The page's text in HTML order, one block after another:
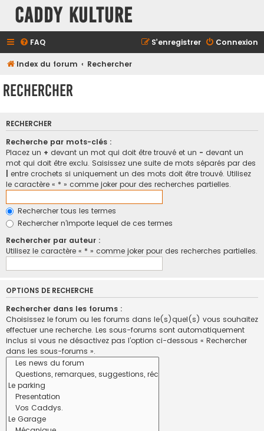
Caddy Kulture
FAQ Connexion
S’enregistrer
Index du forum Rechercher
Rechercher
RECHERCHER
Recherche par mots-clés :
Placez un + devant un mot qui doit être trouvé et un - devant un
mot qui doit être exclu. Saisissez une suite de mots séparés par des
entre crochets si uniquement un des mots doit être trouvé. Utilisez
le caractère « * » comme joker pour des recherches partielles.
Rechercher tous les termes
Rechercher n’importe lequel de ces termes
Rechercher par auteur :
Utilisez le caractère « * » comme joker pour des recherches partielles.
OPTIONS DE RECHERCHE
Rechercher dans les forums :
Choisissez le forum ou les forums dans le(s)quel(s) vous souhaitez
effectuer une recherche. Les sous-forums sont automatiquement
inclus si vous ne désactivez pas l’option ci-dessous « Rechercher
dans les sous-forums ».